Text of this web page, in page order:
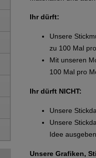
Ihr dürft:
Unsere
zu 100 Mal
Mit unseren
100 Mal pro
Ihr dürft NICHT:
Unsere
Unsere
Idee ausgeben
Unsere Grafiken,